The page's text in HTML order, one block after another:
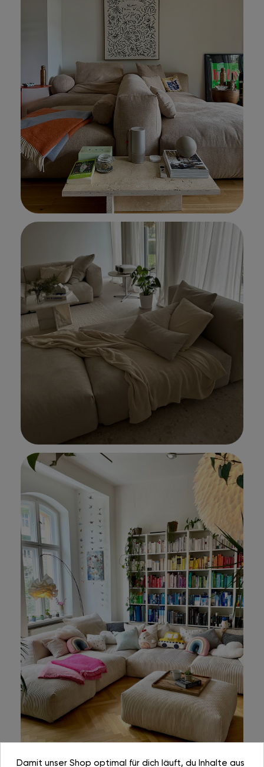
Damit unser Shop optimal für dich läuft, du Inhalte aus